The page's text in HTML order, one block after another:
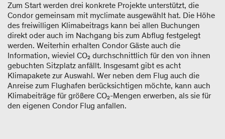
Zum Start werden drei konkrete Projekte unterstützt, die
Condor gemeinsam mit myclimate ausgewählt hat. Die Höhe
des freiwilligen Klimabeitrags kann bei allen Buchungen
direkt oder auch im Nachgang bis zum Abflug festgelegt
werden. Weiterhin erhalten Condor Gäste auch die
Information, wieviel CO₂ durchschnittlich für den von ihnen
gebuchten Sitzplatz anfällt. Insgesamt gibt es acht
Klimapakete zur Auswahl. Wer neben dem Flug auch die
Anreise zum Flughafen berücksichtigen möchte, kann auch
Klimabeiträge für größere CO₂-Mengen erwerben, als sie für
den eigenen Condor Flug anfallen.